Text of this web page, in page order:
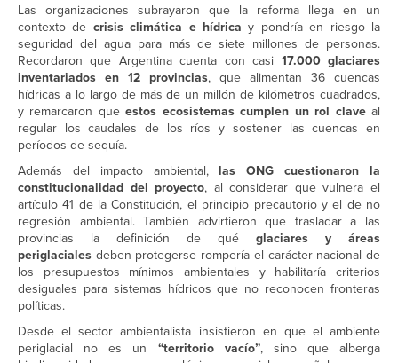
Las organizaciones subrayaron que la reforma llega en un
contexto de crisis climática e hídricay pondría en riesgo la
seguridad del agua para más de siete millones de personas.
Recordaron que Argentina cuenta con casi 17.000 glaciares
inventariados en 12 provincias, que alimentan 36 cuencas
hídricas a lo largo de más de un millón de kilómetros cuadrados,
y remarcaron queestos ecosistemas cumplen un rol claveal
regular los caudales de los ríos y sostener las cuencas en
períodos de sequía.
Además del impacto ambiental, las ONG cuestionaron la
constitucionalidad del proyecto, al considerar que vulnera el
artículo 41 de la Constitución, el principio precautorio y el de no
regresión ambiental. También advirtieron que trasladar a las
provincias la definición de qué glaciares y áreas
periglaciales deben protegerse rompería el carácter nacional de
los presupuestos mínimos ambientales y habilitaría criterios
desiguales para sistemas hídricos que no reconocen fronteras
políticas.
Desde el sector ambientalista insistieron en que el ambiente
periglacial no es un “territorio vacío”, sino que alberga